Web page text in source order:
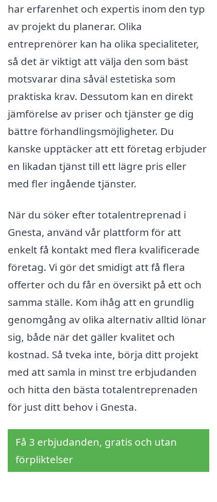
har erfarenhet och expertis inom den typ
av projekt du planerar. Olika
entreprenörer kan ha olika specialiteter,
så det är viktigt att välja den som bäst
motsvarar dina såväl estetiska som
praktiska krav. Dessutom kan en direkt
jämförelse av priser och tjänster ge dig
bättre förhandlingsmöjligheter. Du
kanske upptäcker att ett företag erbjuder
en likadan tjänst till ett lägre pris eller
med fler ingående tjänster.
När du söker efter totalentreprenad i
Gnesta, använd vår plattform för att
enkelt få kontakt med flera kvalificerade
företag. Vi gör det smidigt att få flera
offerter och du får en översikt på ett och
samma ställe. Kom ihåg att en grundlig
genomgång av olika alternativ alltid lönar
sig, både när det gäller kvalitet och
kostnad. Så tveka inte, börja ditt projekt
med att samla in minst tre erbjudanden
och hitta den bästa totalentreprenaden
för just ditt behov i Gnesta.
Få 3 erbjudanden, gratis och utan
förpliktelser